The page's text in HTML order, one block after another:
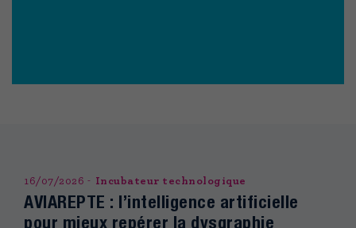
16/07/2026 Incubateur technologique
AVIAREPTE : l’intelligence artificielle
pour mieux repérer la dysgraphie